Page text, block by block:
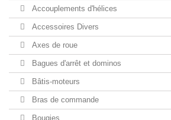
Accouplements d'hélices
Accessoires Divers
Axes de roue
Bagues d'arrêt et dominos
Bâtis-moteurs
Bras de commande
Bougies